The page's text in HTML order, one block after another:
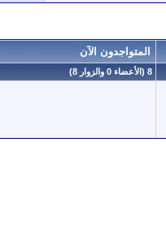
الآن